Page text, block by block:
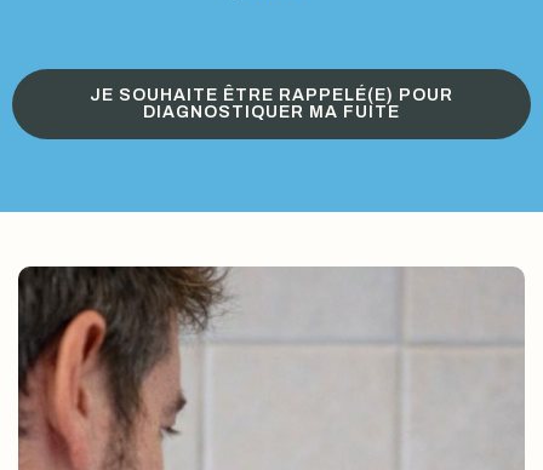
JE SOUHAITE ÊTRE RAPPELÉ(E) POUR
DIAGNOSTIQUER MA FUITE